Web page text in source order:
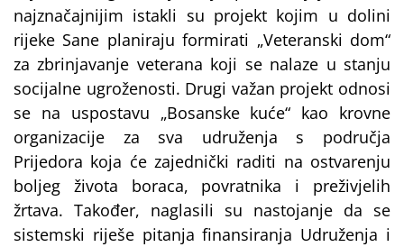
najznačajnijim istakli su projekt kojim u dolini
rijeke Sane planiraju formirati „Veteranski dom“
za zbrinjavanje veterana koji se nalaze u stanju
socijalne ugroženosti. Drugi važan projekt odnosi
se na uspostavu „Bosanske kuće“ kao krovne
organizacije za sva udruženja s područja
Prijedora koja će zajednički raditi na ostvarenju
boljeg života boraca, povratnika i preživjelih
žrtava. Također, naglasili su nastojanje da se
sistemski riješe pitanja finansiranja Udruženja i